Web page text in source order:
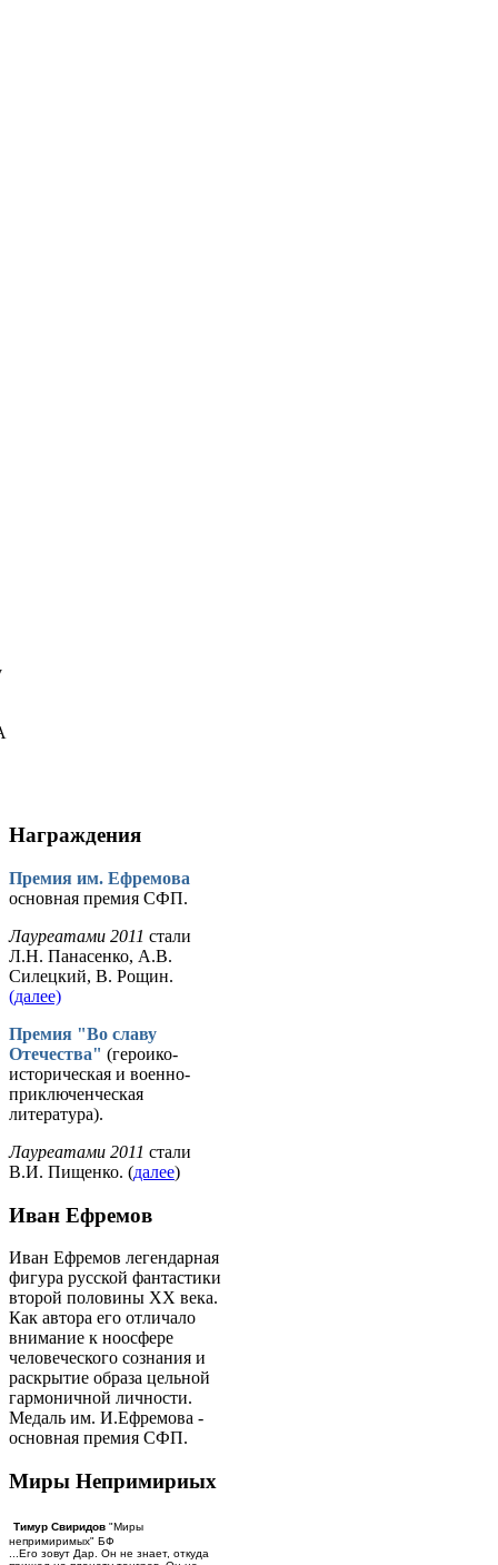
Награждения
Премия им. Ефремова
основная премия СФП.
Лауреатами 2011 стали
Л.Н. Панасенко, А.В.
Силецкий, В. Рощин.
(далее)
Премия "Во славу
Отечества" (героико-
историческая и военно-
приключенческая
литература).
Лауреатами 2011 стали
В.И. Пищенко. (далее)
Иван Ефремов
Иван Ефремов легендарная
фигура русской фантастики
второй половины ХХ века.
Как автора его отличало
внимание к ноосфере
человеческого сознания и
раскрытие образа цельной
гармоничной личности.
Медаль им. И.Ефремова -
основная премия СФП.
Миры Непримириых
Тимур Свиридов "Миры
непримиримых" БФ
...Его зовут Дар. Он не знает, откуда